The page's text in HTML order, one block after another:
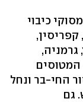
33 מטוסים ומסוקי כיבוי
קפריסין,
גרמניה,
המטוסים
החי-בר ונחל
גם